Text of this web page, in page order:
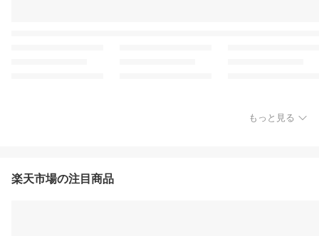
もっと見る
楽天市場の注目商品